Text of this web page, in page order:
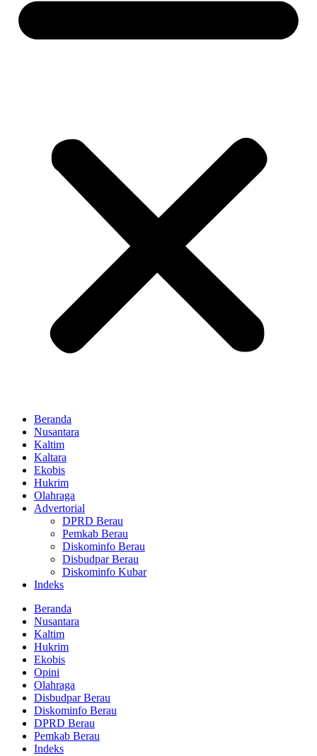
Beranda
Nusantara
Kaltim
Kaltara
Ekobis
Hukrim
Olahraga
Advertorial
DPRD Berau
Pemkab Berau
Diskominfo Berau
Disbudpar Berau
Diskominfo Kubar
Indeks
Beranda
Nusantara
Kaltim
Hukrim
Ekobis
Opini
Olahraga
Disbudpar Berau
Diskominfo Berau
DPRD Berau
Pemkab Berau
Indeks